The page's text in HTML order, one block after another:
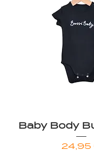
Baby Body
Preis
24,95